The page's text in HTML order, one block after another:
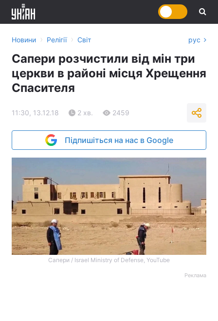
Новини › Релігії › Світ рус
Сапери розчистили від мін три
церкви в районі місця Хрещення
Спасителя
11:30, 13.12.18 2 хв. 2459
Підпишіться на нас в Google
Сапери / Israel Ministry of Defense, YouTube
Реклама